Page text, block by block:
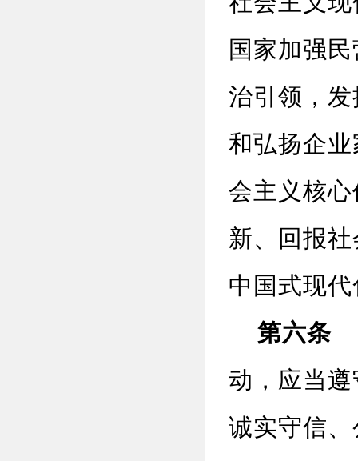
国家加强
治引领，
和弘扬企
会主义核
新、回报
中国式现
第六条
动，应当
诚实守信